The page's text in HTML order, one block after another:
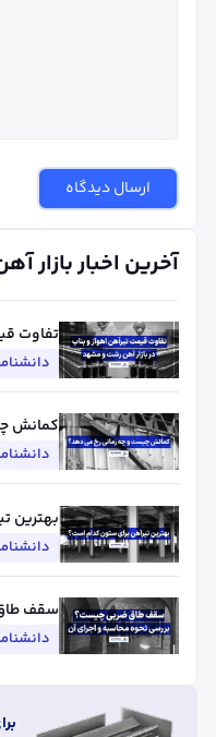
ارسال دیدگاه
آخرین اخبار بازار
تفاوت
آهن
کمانش
بهترین
سقف
محاسبه